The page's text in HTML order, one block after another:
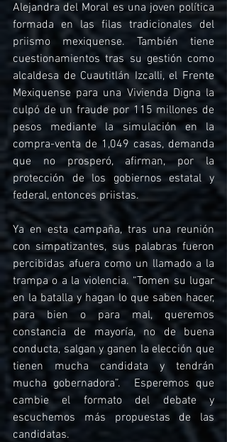
Alejandra del Moral es una joven política
formada en las filas tradicionales del
priismo mexiquense. También tiene
cuestionamientos tras su gestión como
alcaldesa de Cuautitlán Izcalli, el Frente
Mexiquense para una Vivienda Digna la
culpó de un fraude por 115 millones de
pesos mediante la simulación en la
compra-venta de 1,049 casas, demanda
que no prosperó, afirman, por la
protección de los gobiernos estatal y
federal, entonces priistas.
Ya en esta campaña, tras una reunión
con simpatizantes, sus palabras fueron
percibidas afuera como un llamado a la
trampa o a la violencia. “Tomen su lugar
en la batalla y hagan lo que saben hacer,
para bien o para mal, queremos
constancia de mayoría, no de buena
conducta, salgan y ganen la elección que
tienen mucha candidata y tendrán
mucha gobernadora”.  Esperemos que
cambie el formato del debate y
escuchemos más propuestas de las
candidatas.